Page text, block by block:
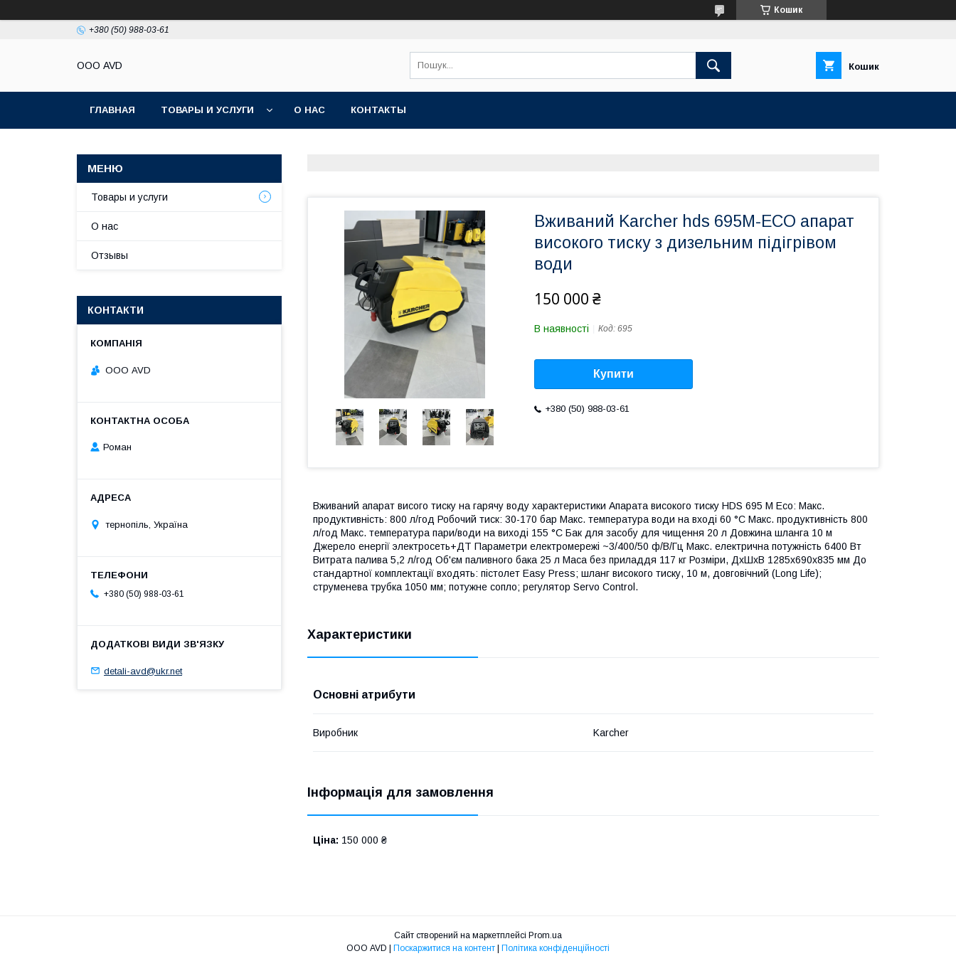
Кошик
+380 (50) 988-03-61
ООО AVD Кошик
ГЛАВНАЯ ТОВАРЫ И УСЛУГИ О НАС КОНТАКТЫ
Вживаний Karcher hds 695M-ECO апарат
високого тиску з дизельним підігрівом
води
150 000 ₴
В наявності Код: 695
Купити
+380 (50) 988-03-61
Вживаний апарат висого тиску на гарячу воду характеристики Апарата високого тиску HDS 695 M Eco: Макс.
продуктивність: 800 л/год Робочий тиск: 30-170 бар Макс. температура води на вході 60 °С Макс. продуктивність 800
л/год Макс. температура пари/води на виході 155 °С Бак для засобу для чищення 20 л Довжина шланга 10 м
Джерело енергії электросеть+ДТ Параметри електромережі ~3/400/50 ф/В/Гц Макс. електрична потужність 6400 Вт
Витрата палива 5,2 л/год Об'єм паливного бака 25 л Маса без приладдя 117 кг Розміри, ДхШхВ 1285х690х835 мм До
стандартної комплектації входять: пістолет Easy Press; шланг високого тиску, 10 м, довговічний (Long Life);
струменева трубка 1050 мм; потужне сопло; регулятор Servo Control.
Характеристики
Основні атрибути
Виробник Karcher
Інформація для замовлення
Ціна: 150 000 ₴
Товары и услуги
О нас
Отзывы
КОНТАКТИ
ООО AVD
Роман
тернопіль, Україна
+380 (50) 988-03-61
detali-avd@ukr.net
Сайт створений на маркетплейсі Prom.ua
Поскаржитися на контент Політика конфіденційності